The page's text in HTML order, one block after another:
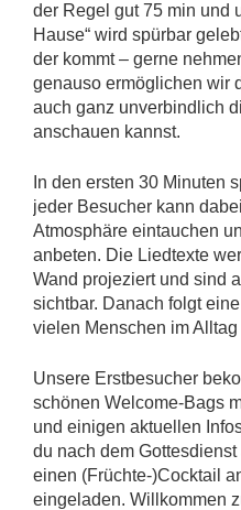
der Regel gut 75 min und
Hause“ wird spürbar
der kommt – gerne
genauso ermöglichen wir
auch ganz unverbindlich
anschauen kannst.
In den ersten 30 Minuten
jeder Besucher kann
Atmosphäre eintauchen
anbeten. Die Liedtexte
Wand projeziert und sind
sichtbar. Danach folgt
vielen Menschen im Alltag
Unsere Erstbesucher
schönen Welcome-Bags
und einigen aktuellen
du nach dem
einen (Früchte-)Cocktail
eingeladen. Willkommen